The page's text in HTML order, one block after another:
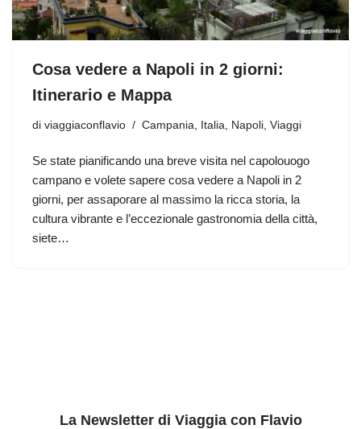
Cosa vedere a Napoli in 2 giorni:
Itinerario e Mappa
di viaggiaconflavio Campania, Italia, Napoli, Viaggi
Se state pianificando una breve visita nel capolouogo
campano e volete sapere cosa vedere a Napoli in 2
giorni, per assaporare al massimo la ricca storia, la
cultura vibrante e l’eccezionale gastronomia della città,
siete…
La Newsletter di Viaggia con Flavio